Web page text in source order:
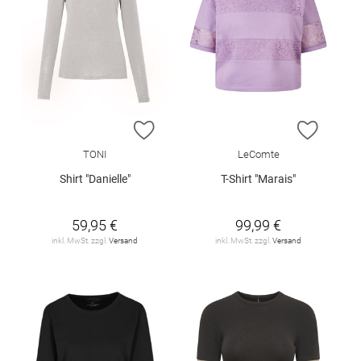
ZUR WUNSCHLISTE HINZUFÜGEN
TONI
Shirt "Danielle"
59,95 €
inkl. MwSt. zzgl. Versand
ZUR
LeComte
T-Shirt "Marais"
99,99 €
inkl. MwSt. zzgl. Versand